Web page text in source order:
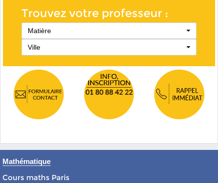
Trouvez votre professeur :
Matière
Ville
Mathématique
Cours maths Paris